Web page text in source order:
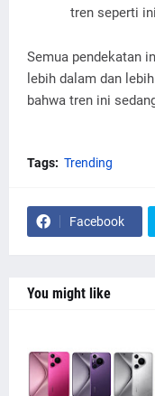
tren seperti
Semua pendekatan
lebih dalam dan
bahwa tren ini
Tags: Trending
Facebook
You might like